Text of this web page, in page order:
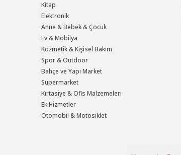
Kitap
Elektronik
Anne & Bebek & Çocuk
Ev & Mobilya
Kozmetik & Kişisel Bakım
Spor & Outdoor
Bahçe ve Yapı Market
Süpermarket
Kırtasiye & Ofis Malzemeleri
Ek Hizmetler
Otomobil & Motosiklet